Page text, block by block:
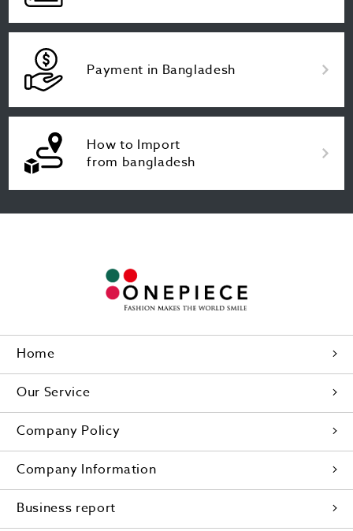
Payment in Bangladesh
How to Import
from bangladesh
Home
Our Service
Company Policy
Company Information
Business report